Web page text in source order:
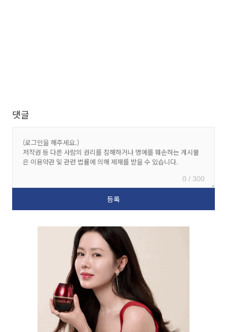
댓글
0 / 300